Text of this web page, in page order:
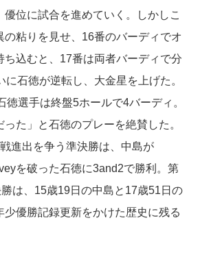
優位に試合を進めていく。しかしこ
の粘りを見せ、16番のバーディでオ
ち込むと、17番は両者バーディで分
に石徳が逆転し、大金星を上げた。
徳選手は終盤5ホールで4バーディ。
た」と石徳のプレーを絶賛した。
進出を争う準決勝は、中島が
を破った石徳に3and2で勝利。第
は、15歳19日の中島と17歳51日の
少優勝記録更新をかけた歴史に残る